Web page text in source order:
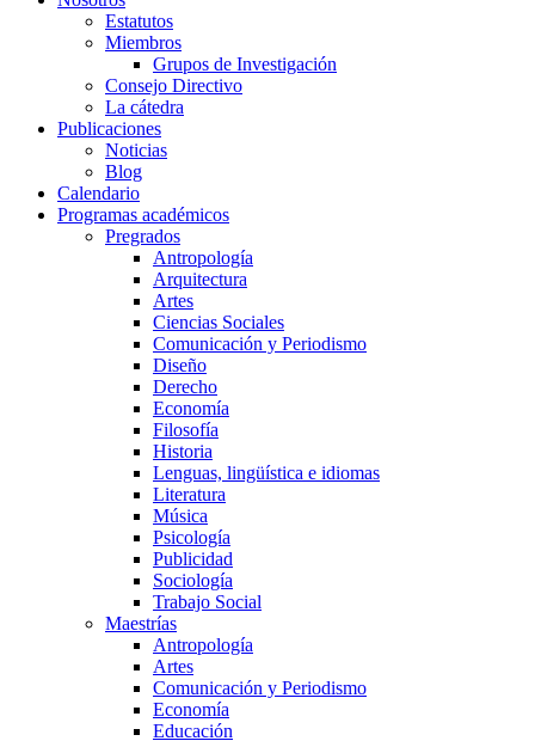
Estatutos
Miembros
Grupos de Investigación
Consejo Directivo
La cátedra
Publicaciones
Noticias
Blog
Calendario
Programas académicos
Pregrados
Antropología
Arquitectura
Artes
Ciencias Sociales
Comunicación y Periodismo
Diseño
Derecho
Economía
Filosofía
Historia
Lenguas, lingüística e idiomas
Literatura
Música
Psicología
Publicidad
Sociología
Trabajo Social
Maestrías
Antropología
Artes
Comunicación y Periodismo
Economía
Educación